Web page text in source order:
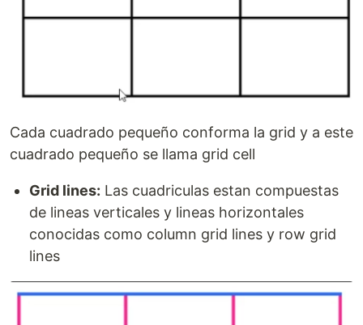
Cada cuadrado pequeño conforma la grid y a este
cuadrado pequeño se llama grid cell
Grid lines: Las cuadriculas estan compuestas
de lineas verticales y lineas horizontales
conocidas como column grid lines y row grid
lines